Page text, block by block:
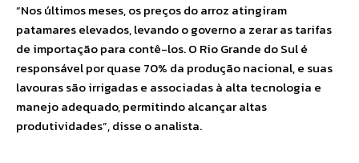
“Nos últimos meses, os preços do arroz atingiram
patamares elevados, levando o governo a zerar as tarifas
de importação para contê-los. O Rio Grande do Sul é
responsável por quase 70% da produção nacional, e suas
lavouras são irrigadas e associadas à alta tecnologia e
manejo adequado, permitindo alcançar altas
produtividades”, disse o analista.